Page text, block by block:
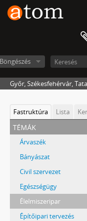
Győr, Székesfehérvár,
Fastruktúra Lista
témák
Árvaszék
Bányászat
Civil szervezet
Egészségügy
Élelmiszeripar
Építőipari tervezés